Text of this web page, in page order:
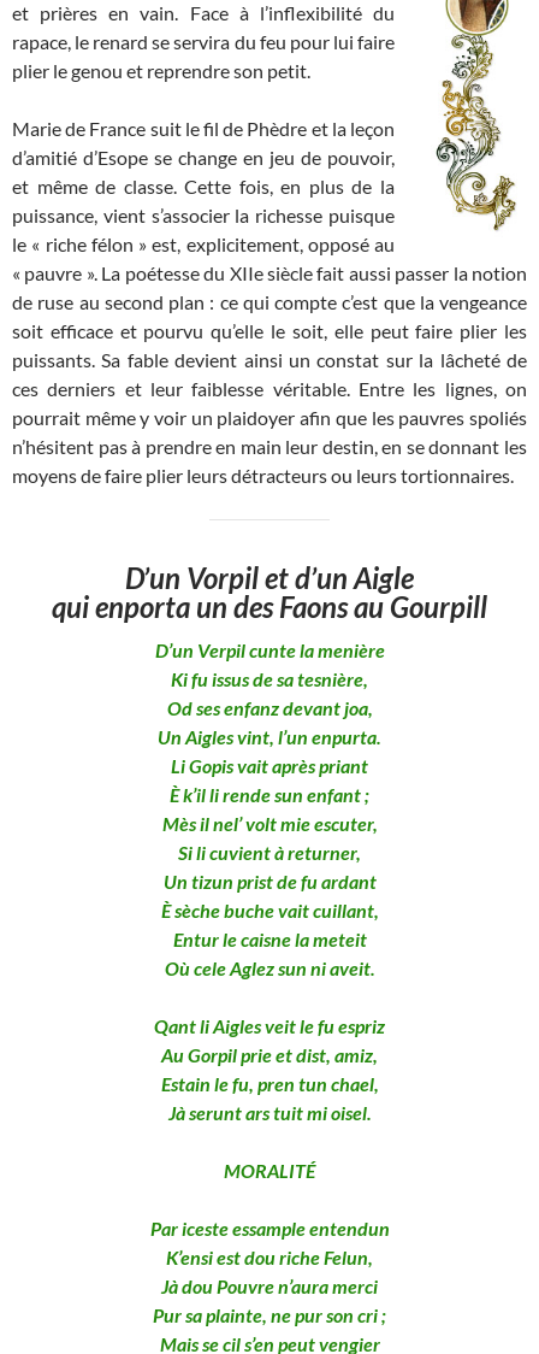
et prières en vain. Face à l’inflexibilité du
rapace, le renard se servira du feu pour lui faire
plier le genou et reprendre son petit.
Marie de France suit le fil de Phèdre et la leçon
d’amitié d’Esope se change en jeu de pouvoir,
et même de classe. Cette fois, en plus de la
puissance, vient s’associer la richesse puisque
le « riche félon » est, explicitement, opposé au
« pauvre ». La poétesse du XIIe siècle fait aussi passer la notion
de ruse au second plan : ce qui compte c’est que la vengeance
soit efficace et pourvu qu’elle le soit, elle peut faire plier les
puissants. Sa fable devient ainsi un constat sur la lâcheté de
ces derniers et leur faiblesse véritable. Entre les lignes, on
pourrait même y voir un plaidoyer afin que les pauvres spoliés
n’hésitent pas à prendre en main leur destin, en se donnant les
moyens de faire plier leurs détracteurs ou leurs tortionnaires.
D’un Vorpil et d’un Aigle
qui enporta un des Faons au Gourpill
D’un Verpil cunte la menière
Ki fu issus de sa tesnière,
Od ses enfanz devant joa,
Un Aigles vint, l’un enpurta.
Li Gopis vait après priant
È k’il li rende sun enfant ;
Mès il nel’ volt mie escuter,
Si li cuvient à returner,
Un tizun prist de fu ardant
È sèche buche vait cuillant,
Entur le caisne la meteit
Où cele Aglez sun ni aveit.
Qant li Aigles veit le fu espriz
Au Gorpil prie et dist, amiz,
Estain le fu, pren tun chael,
Jà serunt ars tuit mi oisel.
MORALITÉ
Par iceste essample entendun
K’ensi est dou riche Felun,
Jà dou Pouvre n’aura merci
Pur sa plainte, ne pur son cri ;
Mais se cil s’en peut vengier